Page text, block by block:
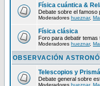
Física cuántica &
Debate sobre el
Moderadores hueznar,
Física clásica
Foro para debatir
Moderadores hueznar,
OBSERVACIÓN
Telescopios y
Debate general sobre
Moderadores hueznar,